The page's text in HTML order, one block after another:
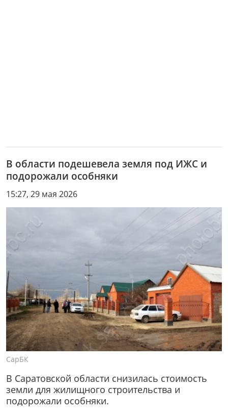
В области подешевела земля под ИЖС и
подорожали особняки
15:27, 29 мая 2026
СарБК
В Саратовской области снизилась стоимость
земли для жилищного строительства и
подорожали особняки.